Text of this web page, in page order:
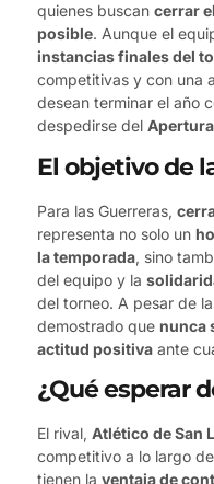
quienes buscan cerrar
posible. Aunque el
instancias finales del
competitivas y con una
desean terminar el año
despedirse del
El objetivo de
Para las Guerreras,
representa no solo un
la temporada, sino
del equipo y la
del torneo. A pesar de
demostrado que nunca
actitud positiva ante
¿Qué esperar
El rival, Atlético de San
competitivo a lo largo
tienen la ventaja de